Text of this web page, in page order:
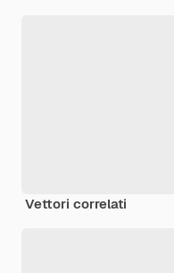
Vettori correlati